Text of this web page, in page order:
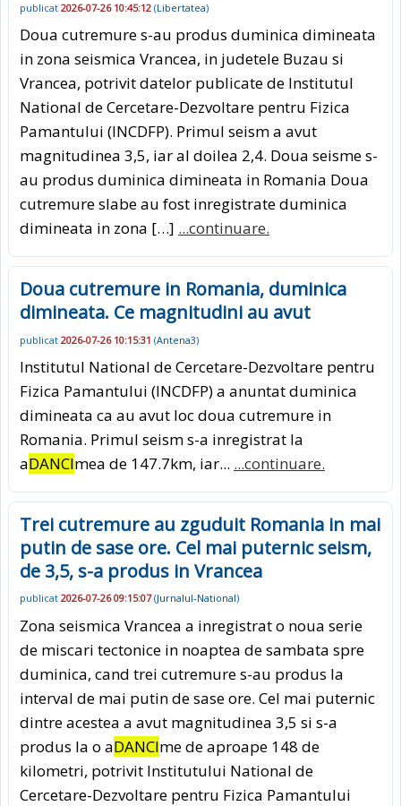
publicat 2026-07-26 10:45:12 (Libertatea)
Doua cutremure s-au produs duminica dimineata
in zona seismica Vrancea, in judetele Buzau si
Vrancea, potrivit datelor publicate de Institutul
National de Cercetare-Dezvoltare pentru Fizica
Pamantului (INCDFP). Primul seism a avut
magnitudinea 3,5, iar al doilea 2,4. Doua seisme s-
au produs duminica dimineata in Romania Doua
cutremure slabe au fost inregistrate duminica
dimineata in zona […] ...continuare.
Doua cutremure in Romania, duminica
dimineata. Ce magnitudini au avut
publicat 2026-07-26 10:15:31 (Antena3)
Institutul National de Cercetare-Dezvoltare pentru
Fizica Pamantului (INCDFP) a anuntat duminica
dimineata ca au avut loc doua cutremure in
Romania. Primul seism s-a inregistrat la
aDANCImea de 147.7km, iar... ...continuare.
Trei cutremure au zguduit Romania in mai
putin de sase ore. Cel mai puternic seism,
de 3,5, s-a produs in Vrancea
publicat 2026-07-26 09:15:07(Jurnalul-National)
Zona seismica Vrancea a inregistrat o noua serie
de miscari tectonice in noaptea de sambata spre
duminica, cand trei cutremure s-au produs la
interval de mai putin de sase ore. Cel mai puternic
dintre acestea a avut magnitudinea 3,5 si s-a
produs la o aDANCIme de aproape 148 de
kilometri, potrivit Institutului National de
Cercetare-Dezvoltare pentru Fizica Pamantului